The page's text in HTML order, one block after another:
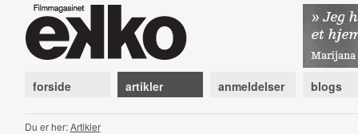
forside artikler anmeldelser blogs
Du er her:Artikler